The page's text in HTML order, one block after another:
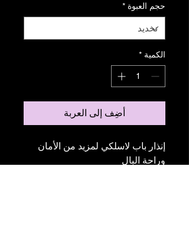
حجم العبوة *
الكمية *
أضِف إلى العربة
وراحة البال